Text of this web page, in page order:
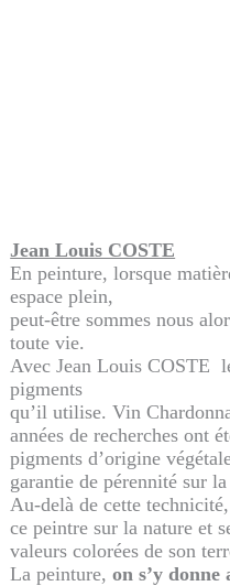
Jean Louis COSTE
En peinture, lorsque
espace plein,
peut-être sommes nous
toute vie.
Avec Jean Louis COSTE
pigments
qu’il utilise. Vin
années de recherches ont
pigments d’origine
garantie de pérennité sur
Au-delà de cette
ce peintre sur la nature et
valeurs colorées de son
La peinture,on s’y donne